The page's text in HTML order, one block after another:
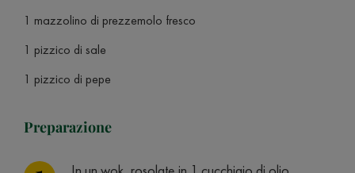
1 mazzolino di prezzemolo fresco
1 pizzico di sale
1 pizzico di pepe
Preparazione